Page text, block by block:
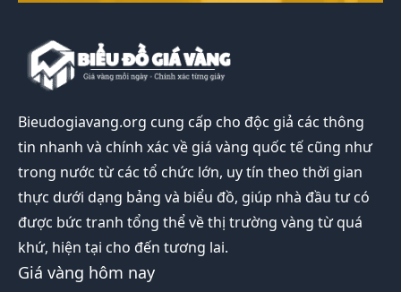
Bieudogiavang.org cung cấp cho độc giả các thông
tin nhanh và chính xác về giá vàng quốc tế cũng như
trong nước từ các tổ chức lớn, uy tín theo thời gian
thực dưới dạng bảng và biểu đồ, giúp nhà đầu tư có
được bức tranh tổng thể về thị trường vàng từ quá
khứ, hiện tại cho đến tương lai.
Giá vàng hôm nay